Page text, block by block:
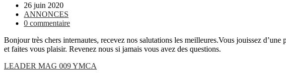
26 juin 2020
ANNONCES
0 commentaire
Bonjour très chers internautes, recevez nos salutations les meilleures.Vous jouissez
et faites vous plaisir. Revenez nous si jamais vous avez des questions.
LEADER MAG 009 YMCA